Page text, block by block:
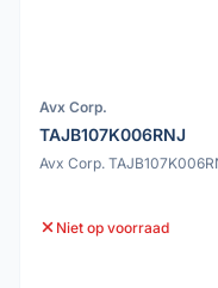
Avx Corp.
TAJB107K006RNJ
Avx Corp.
Niet op voorraad